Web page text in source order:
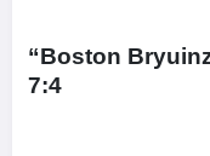
“Boston
7:4